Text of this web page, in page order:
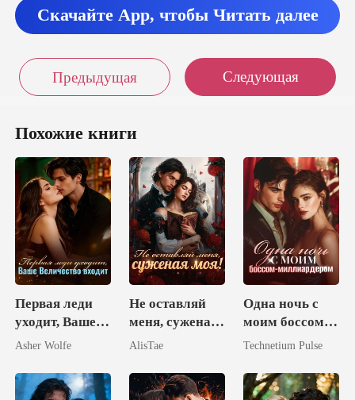
Скачайте App, чтобы Читать далее
Предыдущая Следующая
Похожие книги
Первая леди
уходит, Ваше
Величество
Asher Wolfe
Не оставляй
меня, суженая
моя!
AlisTae
Одна ночь с
моим боссом-
миллиардером
Technetium Pulse